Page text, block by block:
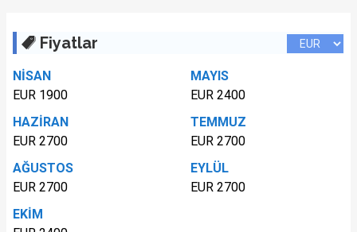
Fiyatlar
NİSAN
EUR 1900
MAYIS
EUR 2400
HAZİRAN
EUR 2700
TEMMUZ
EUR 2700
AĞUSTOS
EUR 2700
EYLÜL
EUR 2700
EKİM